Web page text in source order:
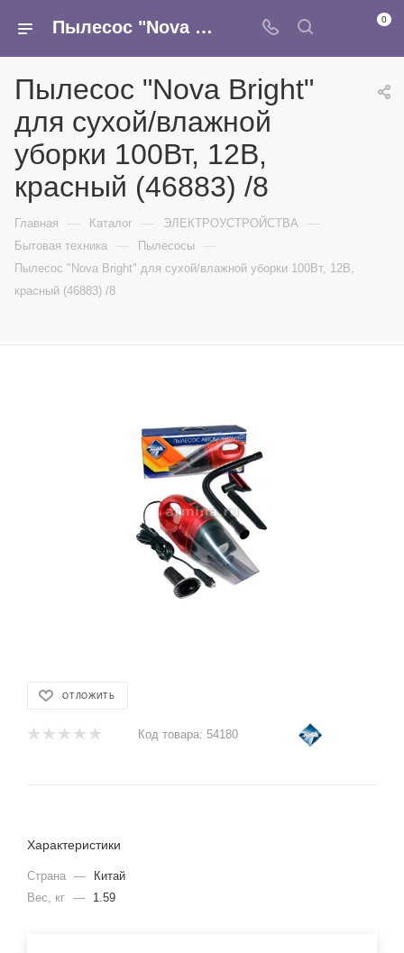
Пылесос "Nova Bright" для сухой/влажной уборки 100Вт, 12В, красный (46883) /8 - купить в интернет-магазине Армина 0
Пылесос "Nova Bright"
для сухой/влажной
уборки 100Вт, 12В,
красный (46883) /8
Главная — Каталог — ЭЛЕКТРОУСТРОЙСТВА —
Бытовая техника — Пылесосы —
Пылесос "Nova Bright" для сухой/влажной уборки 100Вт, 12В,
красный (46883) /8
ОТЛОЖИТЬ
Код товара: 54180
Характеристики
Страна —
Китай
Вес, кг — 1.59